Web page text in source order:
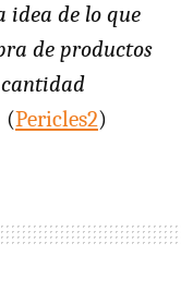
idea de lo que
de productos
(Pericles2)